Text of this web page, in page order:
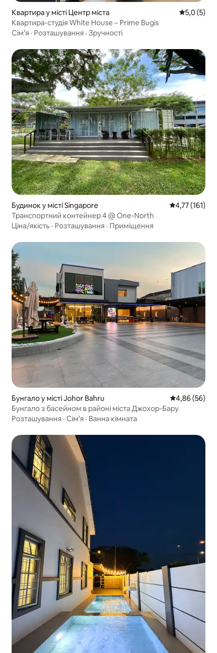
Квартира у місті Центр міста Середня
5,0 (5)
Квартира-студія White House – Prime Bugis
Сім’я · Розташування · Зручності
Будинок у місті Singapore Середня
4,77 (161)
Транспортний контейнер 4 @ One-North
Ціна/якість · Розташування · Приміщення
Бунгало у місті Johor Bahru Середня
4,86 (56)
Бунгало з басейном в районі міста Джохор-Бару
Розташування · Сім’я · Ванна кімната